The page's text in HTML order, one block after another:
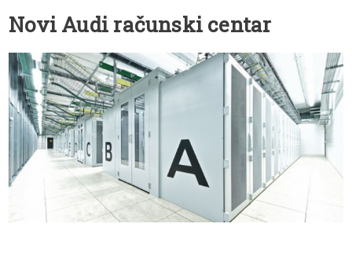
Novi Audi računski centar